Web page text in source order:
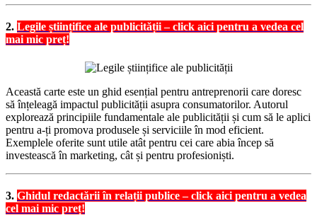
2. Legile științifice ale publicității – click aici pentru a vedea cel
mai mic preț!
Această carte este un ghid esențial pentru antreprenorii care doresc
să înțeleagă impactul publicității asupra consumatorilor. Autorul
explorează principiile fundamentale ale publicității și cum să le aplici
pentru a-ți promova produsele și serviciile în mod eficient.
Exemplele oferite sunt utile atât pentru cei care abia încep să
investească în marketing, cât și pentru profesioniști.
3. Ghidul redactării în relații publice – click aici pentru a vedea
cel mai mic preț!